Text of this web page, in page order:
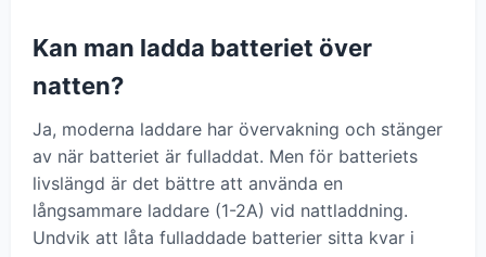
Kan man ladda batteriet över
natten?
Ja, moderna laddare har övervakning och stänger
av när batteriet är fulladdat. Men för batteriets
livslängd är det bättre att använda en
långsammare laddare (1-2A) vid nattladdning.
Undvik att låta fulladdade batterier sitta kvar i